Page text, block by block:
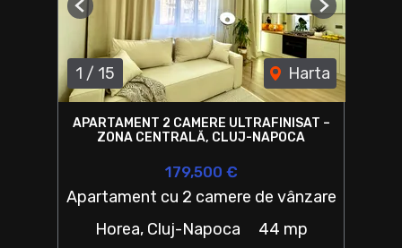
1 / 15 Harta
Previous Next
APARTAMENT 2 CAMERE ULTRAFINISAT –
ZONA CENTRALĂ, CLUJ-NAPOCA
179,500 €
Apartament cu 2 camere de vânzare
Horea, Cluj-Napoca
44 mp